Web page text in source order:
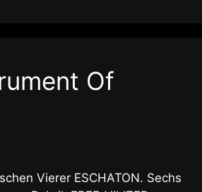
Of
Vierer ESCHATON. Sechs